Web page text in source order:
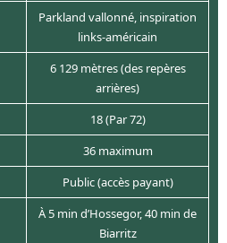
Parkland vallonné, inspiration
links-américain
6 129 mètres (des repères
arrières)
18 (Par 72)
36 maximum
Public (accès payant)
À 5 min d’Hossegor, 40 min de
Biarritz